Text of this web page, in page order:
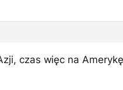
czas więc na